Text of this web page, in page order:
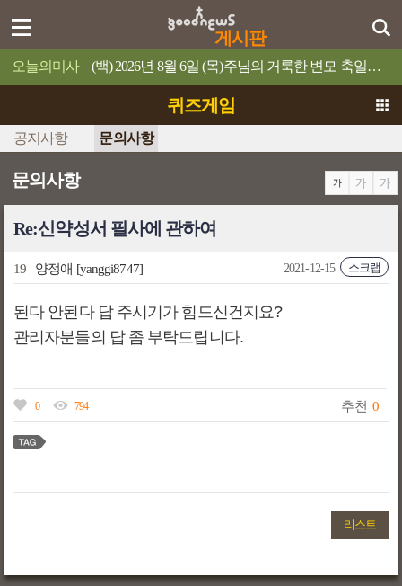
게시판
오늘의미사 (백) 2026년 8월 6일 (목)주님의 거룩한 변모 축일예수님의 얼굴은 해처럼 빛났다.
퀴즈게임
공지사항 문의사항
문의사항
Re:신약성서 필사에 관하여
19 양정애 [yanggi8747] 스크랩
2021-12-15
된다 안된다 답 주시기가 힘드신건지요?
관리자분들의 답 좀 부탁드립니다.
0 794 추천 0
리스트